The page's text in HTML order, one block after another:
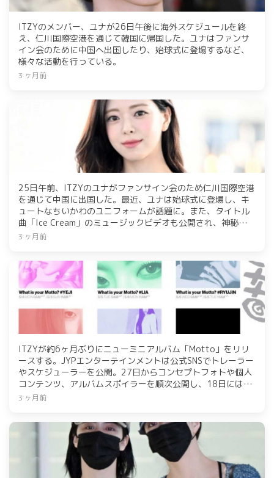
ITZYのメンバー、ユナが26日午後に海外スケジュールを終
え、仁川国際空港を通じて韓国に帰国した。ユナはファンサ
イン会のために中国へ出国したり、始球式に登場するなど、
様々な活動を行っている。
3 ヶ月前
25日午前、ITZYのユナがファンサイン会のため仁川国際空港
を通じて中国に出国した。最近、ユナは始球式に登場し、キ
ュートなちいかわのユニフォームが話題に。また、タイトル
曲「Ice Cream」のミュージックビデオも公開され、神秘的な
オーラが注目を集めている。
3 ヶ月前
ITZYが約6ヶ月ぶりにニューミニアルバム「Motto」をリリ
ースする。JYPエンターテインメントは公式SNSでトレーラー
やスケジューラーを公開。27日からコンセプトフォトや個人
コンテンツ、アルバムスポイラーを順次公開し、18日にはカ
ウントダウンライブを行う予定。新譜にはタイトル曲
3 ヶ月前